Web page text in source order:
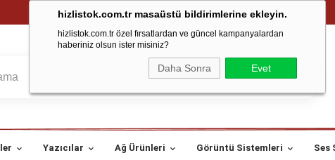
hizlistok.com.tr masaüstü bildirimlerine ekleyin.
hizlistok.com.tr özel fırsatlardan ve güncel kampanyalardan
haberiniz olsun ister misiniz?
Daha Sonra Evet
Yazıcılar Ağ Ürünleri Görüntü Sistemleri Ses